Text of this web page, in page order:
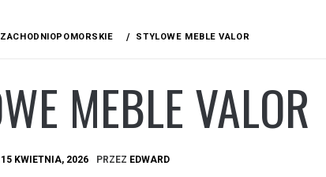
ZACHODNIOPOMORSKIE STYLOWE MEBLE VALOR
MEBLE VALOR
15 KWIETNIA, 2026 PRZEZ EDWARD